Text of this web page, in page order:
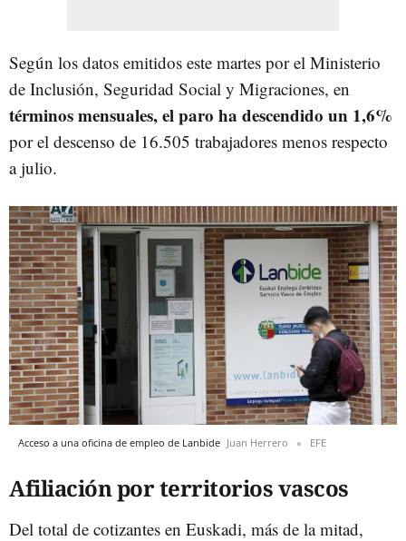
Según los datos emitidos este martes por el Ministerio
de Inclusión, Seguridad Social y Migraciones, en
términos mensuales, el paro ha descendido un 1,6%
por el descenso de 16.505 trabajadores menos respecto
a julio.
Acceso a una oficina de empleo de Lanbide Juan Herrero EFE
Afiliación por territorios vascos
Del total de cotizantes en Euskadi, más de la mitad,